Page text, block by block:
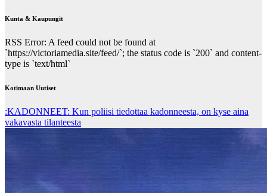
Kunta & Kaupungit
RSS Error: A feed could not be found at
`https://victoriamedia.site/feed/`; the status code is `200` and content-
type is `text/html`
Kotimaan Uutiset
:KADONNEET: Kun poliisi tiedottaa kadonneesta, on kyse aina
vakavasta tilanteesta